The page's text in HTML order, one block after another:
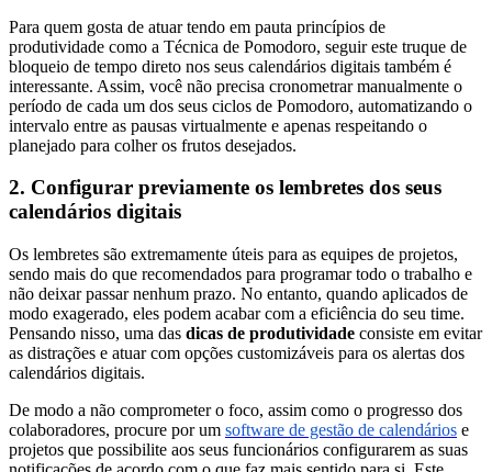
Para quem gosta de atuar tendo em pauta princípios de
produtividade como a Técnica de Pomodoro, seguir este truque de
bloqueio de tempo direto nos seus calendários digitais também é
interessante. Assim, você não precisa cronometrar manualmente o
período de cada um dos seus ciclos de Pomodoro, automatizando o
intervalo entre as pausas virtualmente e apenas respeitando o
planejado para colher os frutos desejados.
2. Configurar previamente os lembretes dos seus
calendários digitais
Os lembretes são extremamente úteis para as equipes de projetos,
sendo mais do que recomendados para programar todo o trabalho e
não deixar passar nenhum prazo. No entanto, quando aplicados de
modo exagerado, eles podem acabar com a eficiência do seu time.
Pensando nisso, uma das dicas de produtividade consiste em evitar
as distrações e atuar com opções customizáveis para os alertas dos
calendários digitais.
De modo a não comprometer o foco, assim como o progresso dos
colaboradores, procure por um software de gestão de calendários e
projetos que possibilite aos seus funcionários configurarem as suas